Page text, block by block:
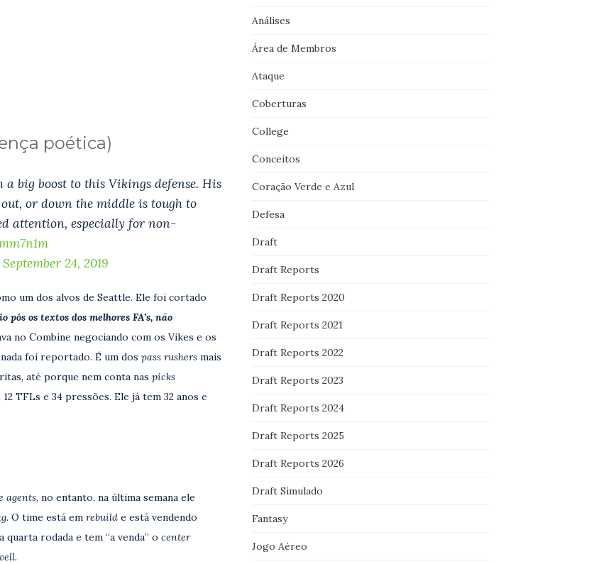
poética)
big boost to this Vikings defense. His
or down the middle is tough to
attention, especially for non-
September 24, 2019
um dos alvos de Seattle. Ele foi cortado
os textos dos melhores FA’s, não
no Combine negociando com os Vikes e os
foi reportado. É um dos pass rushers mais
até porque nem conta nas picks
12 TFLs e 34 pressões. Ele já tem 32 anos e
agents, no entanto, na última semana ele
O time está em rebuild e está vendendo
rodada e tem “a venda” o center
Análises
Área de Membros
Ataque
Coberturas
College
Conceitos
Coração Verde e Azul
Defesa
Draft
Draft Reports
Draft Reports 2020
Draft Reports 2021
Draft Reports 2022
Draft Reports 2023
Draft Reports 2024
Draft Reports 2025
Draft Reports 2026
Draft Simulado
Fantasy
Jogo Aéreo